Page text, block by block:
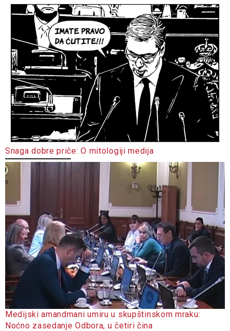
Snaga dobre priče: O mitologiji medija
Medijski amandmani umiru u skupštinskom mraku:
Noćno zasedanje Odbora, u četiri čina